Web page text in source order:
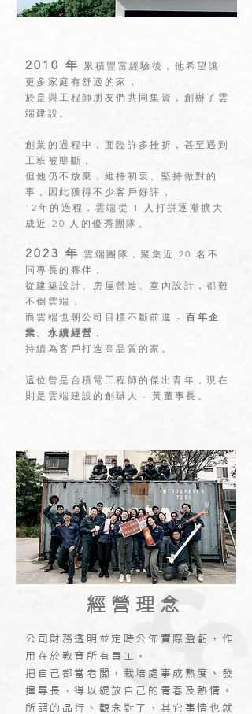
2010 年
累積豐富經驗後，他希望讓
更多家庭有舒適的家，
於是與工程師朋友們共同集資，創辦了雲
端建設。
創業的過程中，面臨許多挫折，甚至遇到
工班被壟斷，
但他仍不放棄，維持初衷、堅持做對的
事， ​因此 獲得不少客戶好評，
12年的過程，雲端從 1 人打拼逐漸擴大
成近 20 人的​優秀 團隊。
2023 年 雲端 團隊，聚集近 20 名不
同專長的夥伴，
從建築設計、房屋營造、室內設計，都難
不倒雲端，
而雲端也朝公司目標不斷前進 -百年企
業 、 永續經營 ，
持續為客戶打造高品質的家。
這位曾是台積電工程師的傑出青年，現在
則是雲端建設的創辦人 - 黃 董事長。
​經營理念
公司財務透明並定時公佈實際盈虧，作
用在於教育所有員工，
把自己都當老闆，栽培處事成熟度、發
揮專長，得以綻放自己的青春及熱情。
所謂的品行、觀念對了，其它事情也就